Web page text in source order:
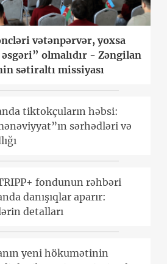
vətənpərvər, yoxsa
olmalıdır - Zəngilan
sətiraltı missiyası
tiktokçuların həbsi:
sərhədləri və
fondunun rəhbəri
danışıqlar aparır:
detalları
yeni hökumətinin